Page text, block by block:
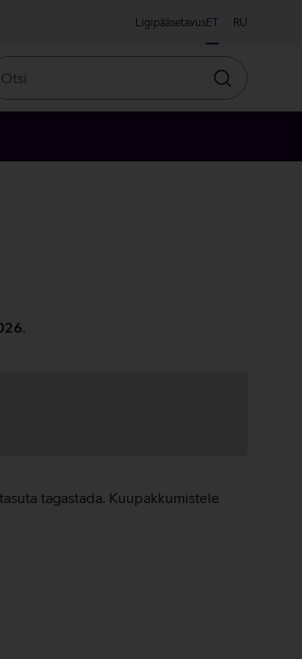
LigipääsetavusET RU
Otsin
tasuta tagastada. Kuupakkumistele